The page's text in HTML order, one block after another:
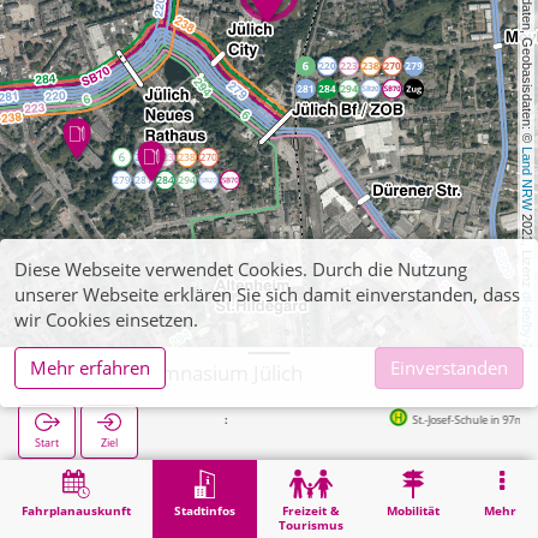
, Kartendaten, Geobasisdaten: ©
Land NRW
2021, Lizenz
dl-de/by-2-0
Fahrplanauskunft Stadtinfos
Freizeit &
Tourismus
Mobilität Mehr
Mädchengymnasium Jülich
Start Ziel
St.-Josef-Schule in 97m
Stadtinfos Mädchengymnasium Jülich
Diese Webseite verwendet Cookies. Durch die Nutzung
unserer Webseite erklären Sie sich damit einverstanden, dass
wir Cookies einsetzen.
Mehr erfahren
Einverstanden